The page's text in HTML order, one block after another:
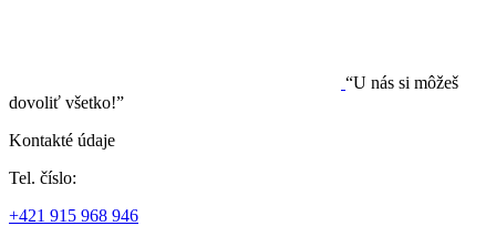
“U nás si môžeš
dovoliť všetko!”
Kontakté údaje
Tel. číslo:
+421 915 968 946